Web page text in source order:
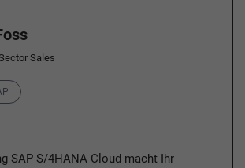
Sales
SAP S/4HANA Cloud macht Ihr